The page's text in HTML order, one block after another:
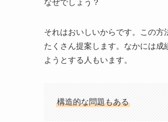
なぜでしょう？
それはおいしいからです。この
たくさん提案します。なかには
ようとする人もいます。
構造的な問題もある